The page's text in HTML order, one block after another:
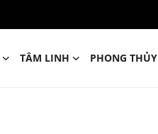
TÂM LINH PHONG THỦY